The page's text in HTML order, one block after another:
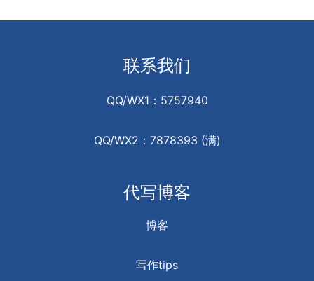
联系我们
QQ/WX1：5757940
QQ/WX2：7878393 (满)
代写博客
博客
写作tips